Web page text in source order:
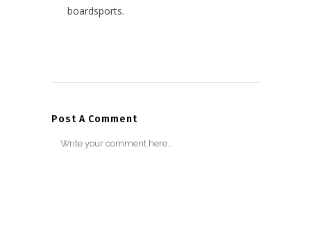
boardsports.
Post A Comment